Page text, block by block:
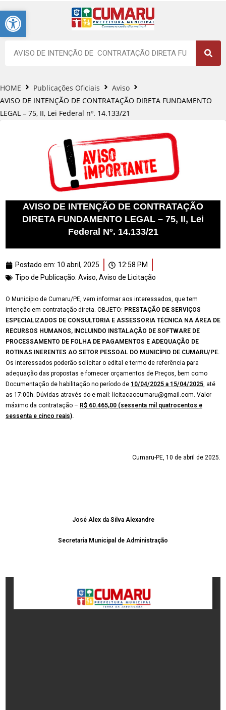
Barra de Ferramentas Aberta
HOME Publicações Oficiais
Aviso
AVISO DE INTENÇÃO DE CONTRATAÇÃO DIRETA FUNDAMENTO
LEGAL – 75, II, Lei Federal nº. 14.133/21
AVISO DE INTENÇÃO DE CONTRATAÇÃO
DIRETA FUNDAMENTO LEGAL – 75, II, Lei
Federal Nº. 14.133/21
Postado em: 10 abril, 2025
12:58 PM
Tipo de Publicação: Aviso, Aviso de Licitação
O Município de Cumaru/PE, vem informar aos interessados, que tem
intenção em contratação direta. OBJETO: PRESTAÇÃO DE SERVIÇOS
ESPECIALIZADOS DE CONSULTORIA E ASSESSORIA TÉCNICA NA ÁREA DE
RECURSOS HUMANOS, INCLUINDO INSTALAÇÃO DE SOFTWARE DE
PROCESSAMENTO DE FOLHA DE PAGAMENTOS E ADEQUAÇÃO DE
ROTINAS INERENTES AO SETOR PESSOAL DO MUNICÍPIO DE CUMARU/PE.
Os interessados poderão solicitar o edital e termo de referência para
adequação das propostas e fornecer orçamentos de Preços, bem como
Documentação de habilitação no período de 10/04/2025 a 15/04/2025, até
as 17:00h. Dúvidas através do e-mail: licitacaocumaru@gmail.com. Valor
máximo da contratação – R$ 60.465,00 (sessenta mil quatrocentos e
sessenta e cinco reais).
Cumaru-PE, 10 de abril de 2025.
José Alex da Silva Alexandre
Secretaria Municipal de Administração